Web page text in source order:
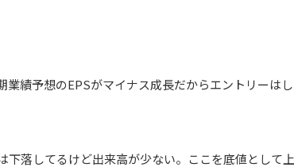
績予想のEPSがマイナス成長だからエントリーはし
落してるけど出来高が少ない。ここを底値として上